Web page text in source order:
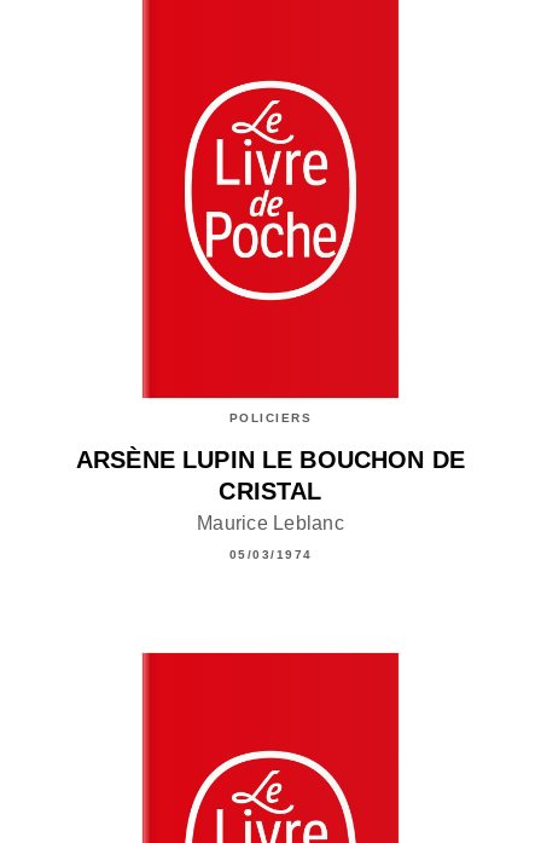
POLICIERS
ARSÈNE LUPIN LE BOUCHON DE
CRISTAL
Maurice Leblanc
05/03/1974